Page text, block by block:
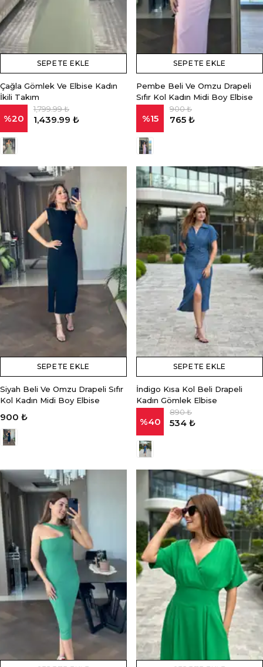
SEPETE EKLE
Çağla Gömlek Ve Elbise Kadın
İkili Takım
%20
1,799.99 ₺
1,439.99 ₺
SEPETE EKLE
Pembe Beli Ve Omzu Drapeli
Sıfır Kol Kadın Midi Boy Elbise
%15
900 ₺
765 ₺
SEPETE EKLE
Siyah Beli Ve Omzu Drapeli Sıfır
Kol Kadın Midi Boy Elbise
900 ₺
SEPETE EKLE
İndigo Kısa Kol Beli Drapeli
Kadın Gömlek Elbise
%40
890 ₺
534 ₺